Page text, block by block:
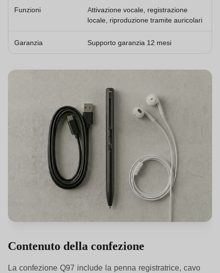
Funzioni
Attivazione vocale, registrazione
locale, riproduzione tramite auricolari
Garanzia Supporto garanzia 12 mesi
Contenuto della confezione
La confezione Q97 include la penna registratrice, cavo